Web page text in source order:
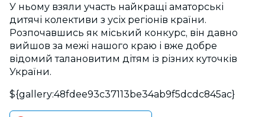
У ньому взяли участь найкращі аматорські
дитячі колективи з усіх регіонів країни.
Розпочавшись як міський конкурс, він давно
вийшов за межі нашого краю і вже добре
відомий талановитим дітям із різних куточків
України.
${gallery:48fdee93c37113be34ab9f5dcdc845ac}